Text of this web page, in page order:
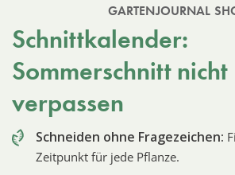
GARTENJOURNAL
Schnittkalender:
Sommerschnitt nicht
verpassen
Schneiden ohne Fragezeichen:
Zeitpunkt für jede Pflanze.